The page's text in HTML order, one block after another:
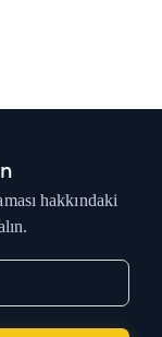
hakkındaki